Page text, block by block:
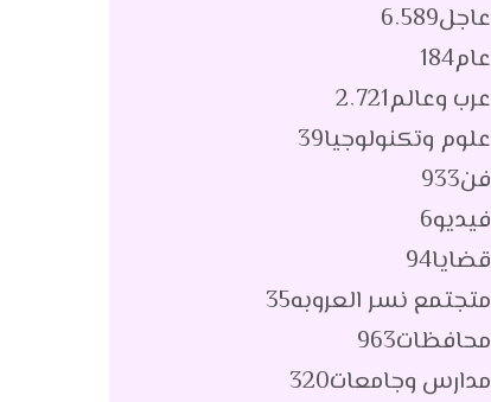
عاجل6٬589
عام184
عرب وعالم2٬721
علوم وتكنولوجيا39
فن933
فيديو6
قضايا94
متجتمع نسر العروبه35
محافظات963
مدارس وجامعات320